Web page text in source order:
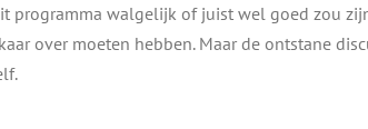
programma walgelijk of juist wel goed zou
over moeten hebben. Maar de ontstane